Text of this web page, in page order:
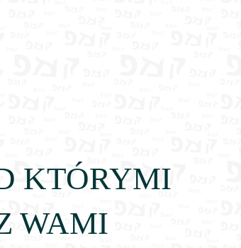
KTÓRYMI
WAMI